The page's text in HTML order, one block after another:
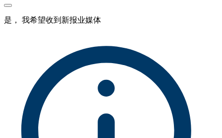
是， 我希望收到新报业媒体